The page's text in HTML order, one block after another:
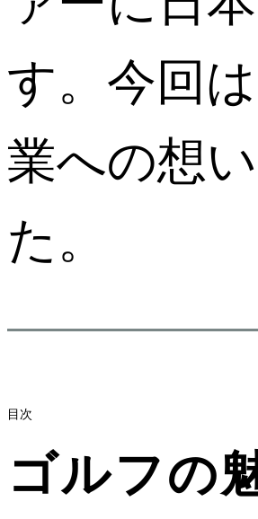
す。今回
業への想
た。
目次
ゴルフの